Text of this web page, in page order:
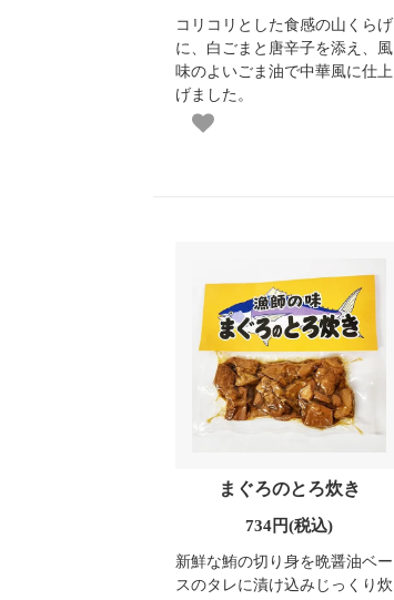
コリコリとした食感の山くらげ
に、白ごまと唐辛子を添え、風
味のよいごま油で中華風に仕上
げました。
まぐろのとろ炊き
734円(税込)
新鮮な鮪の切り身を晩醤油ベー
スのタレに漬け込みじっくり炊